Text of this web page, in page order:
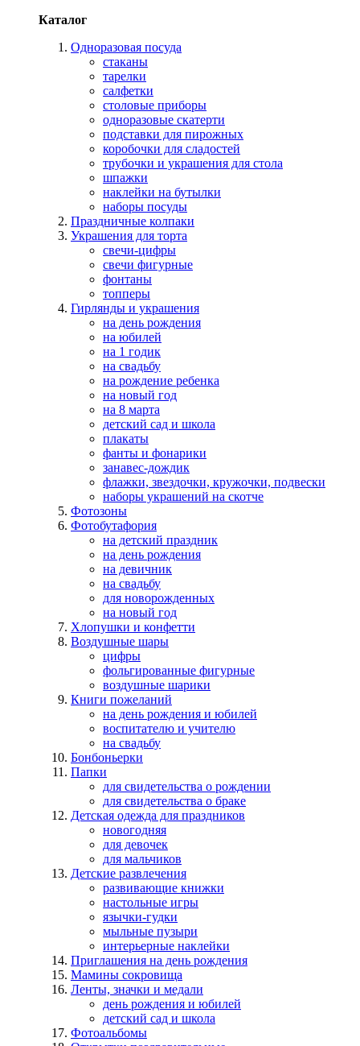
Каталог
Одноразовая посуда
стаканы
тарелки
салфетки
столовые приборы
одноразовые скатерти
подставки для пирожных
коробочки для сладостей
трубочки и украшения для стола
шпажки
наклейки на бутылки
наборы посуды
Праздничные колпаки
Украшения для торта
свечи-цифры
свечи фигурные
фонтаны
топперы
Гирлянды и украшения
на день рождения
на юбилей
на 1 годик
на свадьбу
на рождение ребенка
на новый год
на 8 марта
детский сад и школа
плакаты
фанты и фонарики
занавес-дождик
флажки, звездочки, кружочки, подвески
наборы украшений на скотче
Фотозоны
Фотобутафория
на детский праздник
на день рождения
на девичник
на свадьбу
для новорожденных
на новый год
Хлопушки и конфетти
Воздушные шары
цифры
фольгированные фигурные
воздушные шарики
Книги пожеланий
на день рождения и юбилей
воспитателю и учителю
на свадьбу
Бонбоньерки
Папки
для свидетельства о рождении
для свидетельства о браке
Детская одежда для праздников
новогодняя
для девочек
для мальчиков
Детские развлечения
развивающие книжки
настольные игры
язычки-гудки
мыльные пузыри
интерьерные наклейки
Приглашения на день рождения
Мамины сокровища
Ленты, значки и медали
день рождения и юбилей
детский сад и школа
Фотоальбомы